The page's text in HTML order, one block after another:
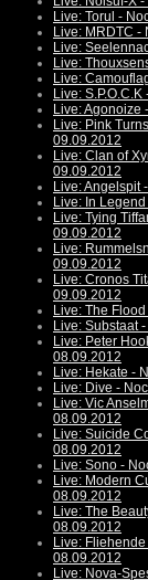
Live: Torul -
Live: MRDTC -
Live:
Live:
Live:
Live:
Live: Agonoize
Live: Pink
09.09.2012
Live: Clan of
09.09.2012
Live: Angelspit
Live: In
Live: Tying
09.09.2012
Live:
09.09.2012
Live: Cronos
09.09.2012
Live: The
Live: Substaat
Live: Peter
08.09.2012
Live: Hekate -
Live: Dive -
Live: Vic
08.09.2012
Live: Suicide
08.09.2012
Live: Sono -
Live: Modern
08.09.2012
Live: The
08.09.2012
Live:
08.09.2012
Live: Nova-